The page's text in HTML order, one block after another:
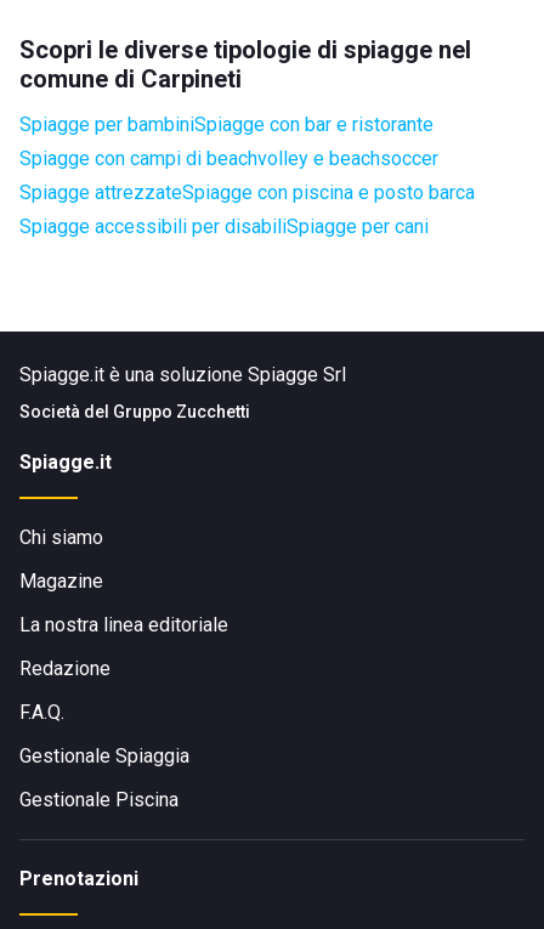
Scopri le diverse tipologie di spiagge nel
comune di Carpineti
Spiagge per bambiniSpiagge con bar e ristorante
Spiagge con campi di beachvolley e beachsoccer
Spiagge attrezzateSpiagge con piscina e posto barca
Spiagge accessibili per disabiliSpiagge per cani
Spiagge.it è una soluzione Spiagge Srl
Società del Gruppo Zucchetti
Spiagge.it
Chi siamo
Magazine
La nostra linea editoriale
Redazione
F.A.Q.
Gestionale Spiaggia
Gestionale Piscina
Prenotazioni